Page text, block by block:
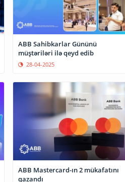
ABB Sahibkarlar Gününü
müştəriləri ilə qeyd edib
28-04-2025
ABB Mastercard-ın 2 mükafatını
qazandı